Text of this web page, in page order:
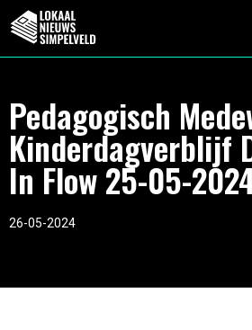
Pedagogisch
Kinderdagverblijf
In Flow 25-05-
26-05-2024